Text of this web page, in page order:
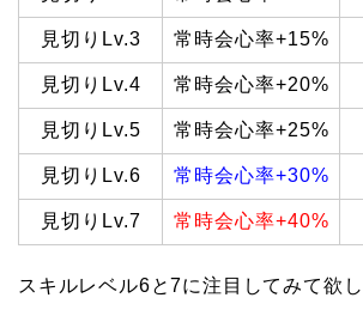
見切りLv.3 常時会心率+15%
見切りLv.4 常時会心率+20%
見切りLv.5 常時会心率+25%
見切りLv.6 常時会心率+30%
見切りLv.7 常時会心率+40%
スキルレベル6と7に注目してみて欲し